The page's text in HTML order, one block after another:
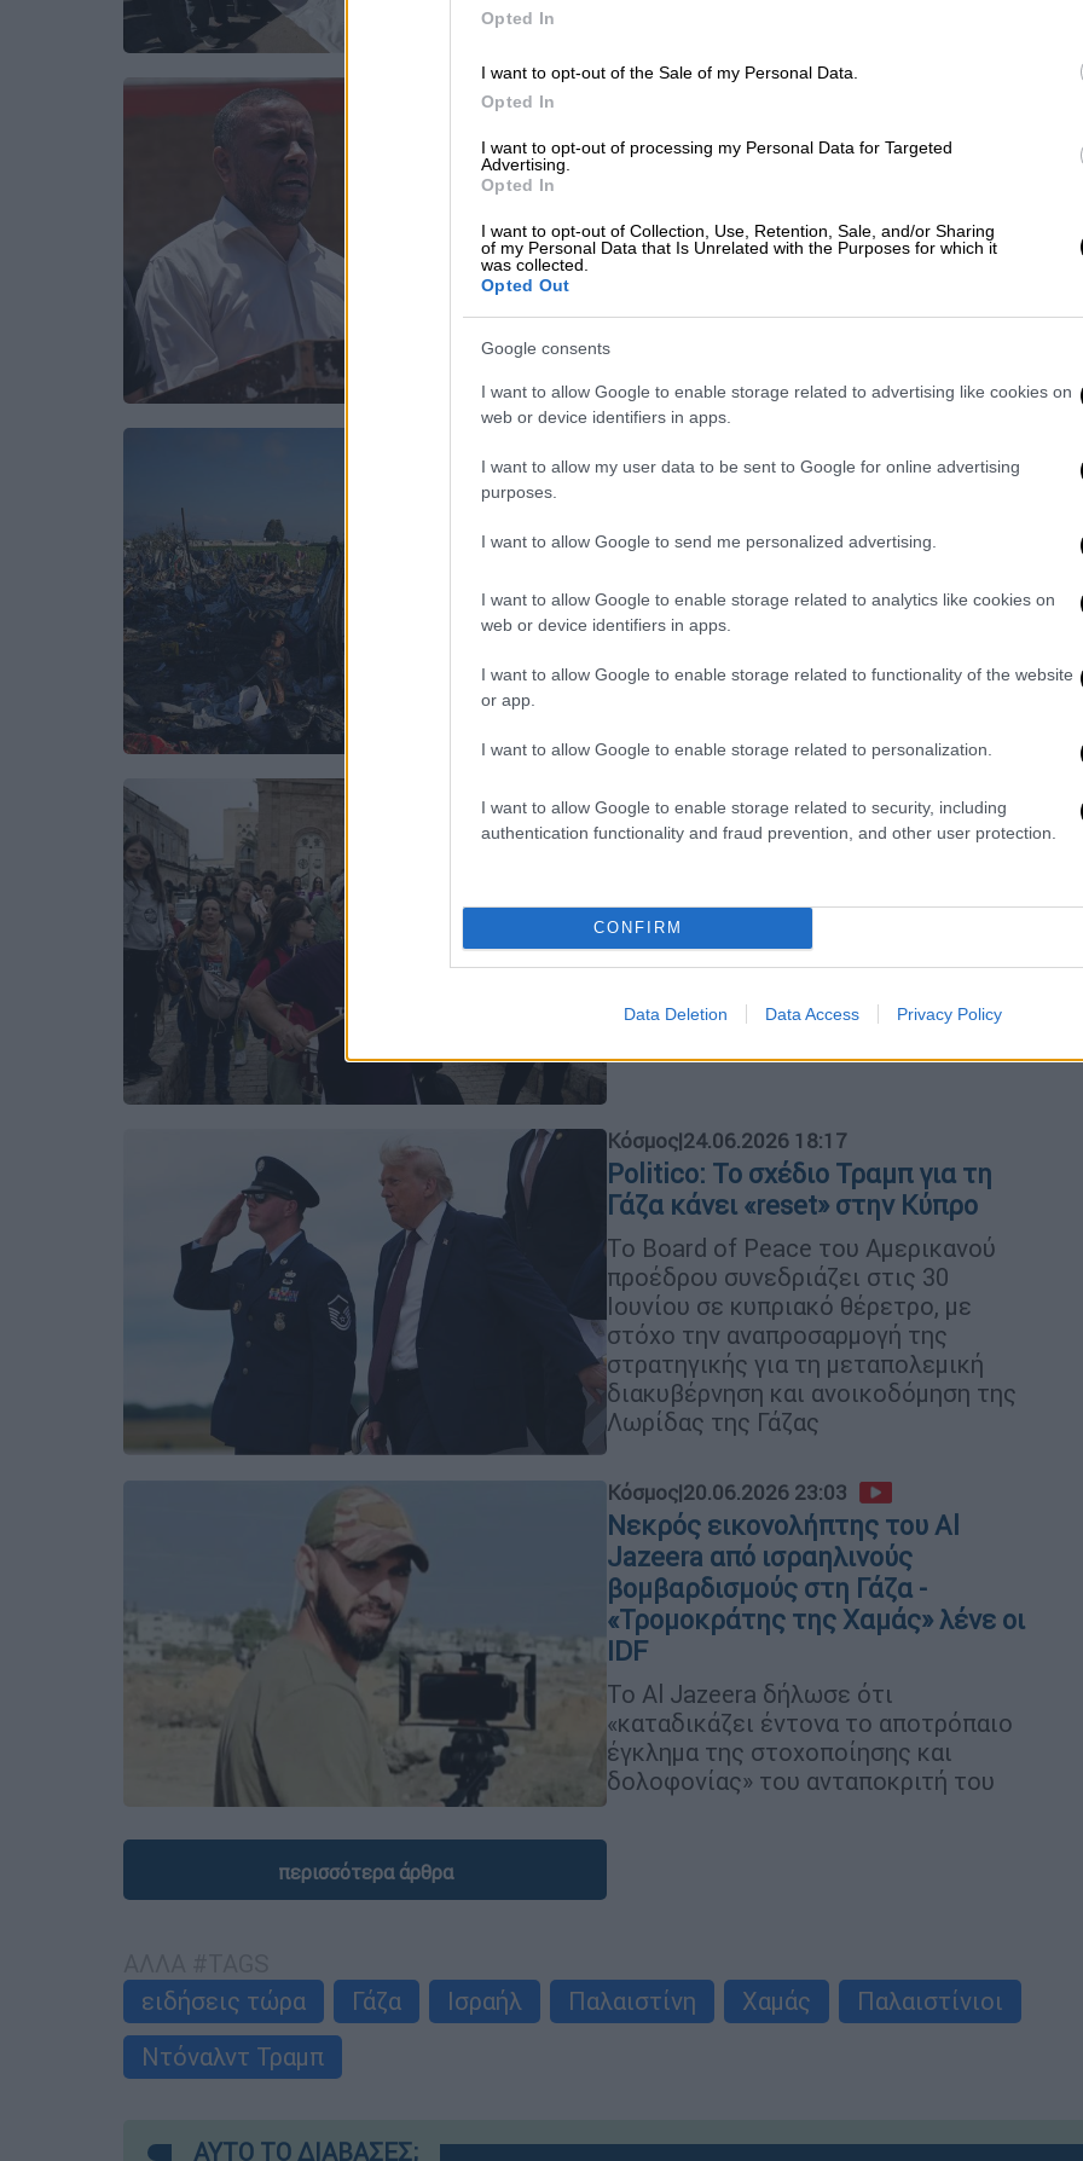
Opted In
I want to opt-out of the Sale of my Personal Data.
Opted In
I want to opt-out of processing my Personal Data for Targeted
Advertising.
Opted In
I want to opt-out of Collection, Use, Retention, Sale, and/or Sharing
of my Personal Data that Is Unrelated with the Purposes for which it
was collected.
Opted Out
Google consents
I want to allow Google to enable storage related to advertising like cookies on
web or device identifiers in apps.
I want to allow my user data to be sent to Google for online advertising
purposes.
I want to allow Google to send me personalized advertising.
I want to allow Google to enable storage related to analytics like cookies on
web or device identifiers in apps.
I want to allow Google to enable storage related to functionality of the website
or app.
I want to allow Google to enable storage related to personalization.
I want to allow Google to enable storage related to security, including
authentication functionality and fraud prevention, and other user protection.
CONFIRM
Data Deletion Data Access Privacy Policy
Γάζα: Η Χαμάς ανακοίνωσε τη
διάλυση του κυβερνητικού
Ισραήλ
διακυβέρνηση του θύλακα
Γράμμα κενό η εκεχειρία στη Γάζα:
αγνοούμενους στα ερείπια και ένα
Μήνες μετά την υπογραφή της
στη Λωρίδα της Γάζας, η
Κόσμος|26.06.2026 06:30
«Ένας τόπος για όλους μας»: Το
Παλαιστίνιους που ταράσσει τα
«νερά» του Ισραήλ
φορέας δημιουργήθηκε ενόψει των
Κόσμος|24.06.2026 18:17
Politico: Το σχέδιο Τραμπ για τη
Γάζα κάνει «reset» στην Κύπρο
Το Board of Peace του Αμερικανού
προέδρου συνεδριάζει στις 30
Ιουνίου σε κυπριακό θέρετρο, με
στόχο την αναπροσαρμογή της
στρατηγικής για τη μεταπολεμική
διακυβέρνηση και ανοικοδόμηση της
Λωρίδας της Γάζας
Κόσμος|20.06.2026 23:03
Νεκρός εικονολήπτης του Al
Jazeera από ισραηλινούς
βομβαρδισμούς στη Γάζα -
«Τρομοκράτης της Χαμάς» λένε οι
IDF
Το Al Jazeera δήλωσε ότι
«καταδικάζει έντονα το αποτρόπαιο
έγκλημα της στοχοποίησης και
δολοφονίας» του ανταποκριτή του
περισσότερα άρθρα
ειδήσεις τώρα
Γάζα Ισραήλ Παλαιστίνη Χαμάς
Παλαιστίνιοι
Ντόναλντ Τραμπ
ΑΥΤΟ ΤΟ ΔΙΑΒΑΣΕΣ;